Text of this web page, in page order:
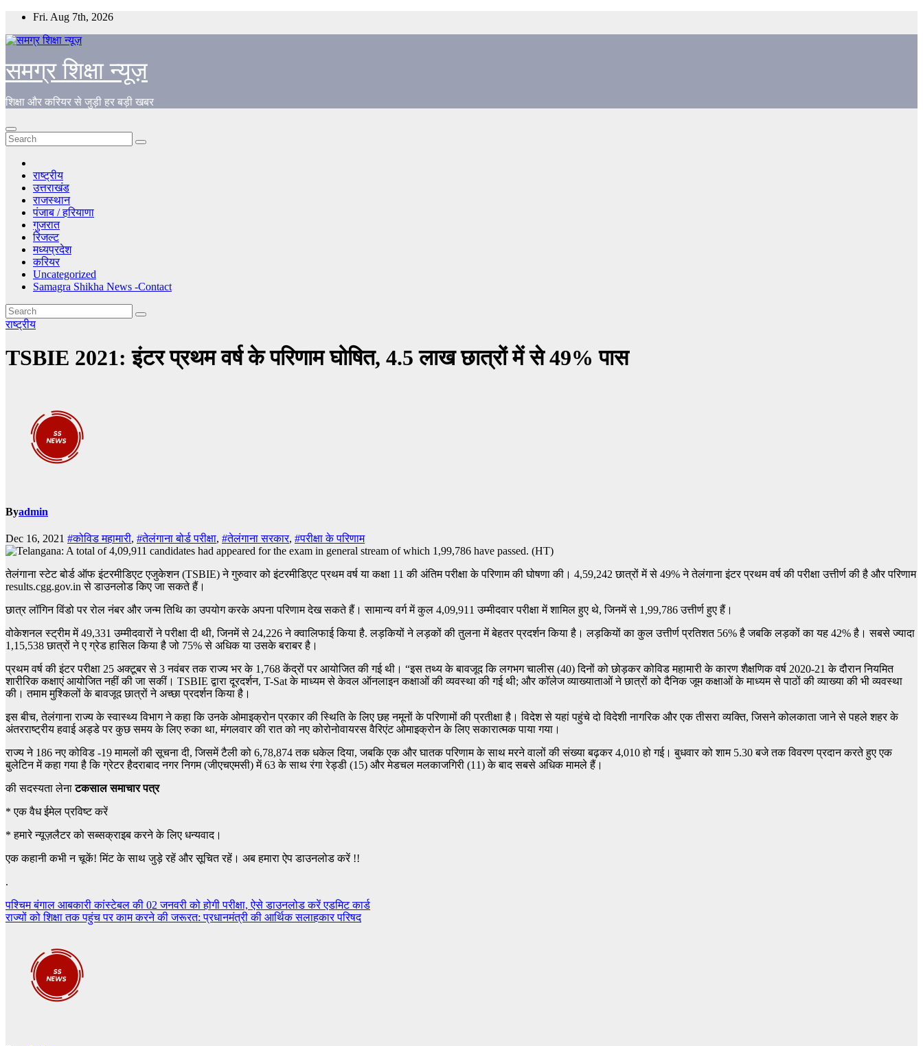
Skip
content
Fri. Aug 7th, 2026
समग्र शिक्षा न्यूज़
शिक्षा और करियर से जुड़ी हर बड़ी खबर
राष्ट्रीय
उत्तराखंड
राजस्थान
पंजाब / हरियाणा
गुजरात
रिजल्ट
मध्यप्रदेश
करियर
Uncategorized
Samagra Shikha News -Contact
राष्ट्रीय
TSBIE 2021: इंटर प्रथम वर्ष के परिणाम घोषित, 4.5 लाख छात्रों में से 49% पास
Byadmin
Dec 16, 2021 #कोविड महामारी, #तेलंगाना बोर्ड परीक्षा, #तेलंगाना सरकार, #परीक्षा के परिणाम
तेलंगाना स्टेट बोर्ड ऑफ इंटरमीडिएट एजुकेशन (TSBIE) ने गुरुवार को इंटरमीडिएट प्रथम वर्ष या कक्षा 11 की अंतिम परीक्षा के परिणाम की घोषणा की। 4,59,242 छात्रों में से 49% ने तेलंगाना इंटर प्रथम वर्ष की परीक्षा उत्तीर्ण की है और परिणाम
results.cgg.gov.in से डाउनलोड किए जा सकते हैं।
छात्र लॉगिन विंडो पर रोल नंबर और जन्म तिथि का उपयोग करके अपना परिणाम देख सकते हैं। सामान्य वर्ग में कुल 4,09,911 उम्मीदवार परीक्षा में शामिल हुए थे, जिनमें से 1,99,786 उत्तीर्ण हुए हैं।
वोकेशनल स्ट्रीम में 49,331 उम्मीदवारों ने परीक्षा दी थी, जिनमें से 24,226 ने क्वालिफाई किया है. लड़कियों ने लड़कों की तुलना में बेहतर प्रदर्शन किया है। लड़कियों का कुल उत्तीर्ण प्रतिशत 56% है जबकि लड़कों का यह 42% है। सबसे ज्यादा
1,15,538 छात्रों ने ए ग्रेड हासिल किया है जो 75% से अधिक या उसके बराबर है।
प्रथम वर्ष की इंटर परीक्षा 25 अक्टूबर से 3 नवंबर तक राज्य भर के 1,768 केंद्रों पर आयोजित की गई थी। “इस तथ्य के बावजूद कि लगभग चालीस (40) दिनों को छोड़कर कोविड महामारी के कारण शैक्षणिक वर्ष 2020-21 के दौरान नियमित
शारीरिक कक्षाएं आयोजित नहीं की जा सकीं। TSBIE द्वारा दूरदर्शन, T-Sat के माध्यम से केवल ऑनलाइन कक्षाओं की व्यवस्था की गई थी; और कॉलेज व्याख्याताओं ने छात्रों को दैनिक जूम कक्षाओं के माध्यम से पाठों की व्याख्या की भी व्यवस्था
की। तमाम मुश्किलों के बावजूद छात्रों ने अच्छा प्रदर्शन किया है।
इस बीच, तेलंगाना राज्य के स्वास्थ्य विभाग ने कहा कि उनके ओमाइक्रोन प्रकार की स्थिति के लिए छह नमूनों के परिणामों की प्रतीक्षा है। विदेश से यहां पहुंचे दो विदेशी नागरिक और एक तीसरा व्यक्ति, जिसने कोलकाता जाने से पहले शहर के
अंतरराष्ट्रीय हवाई अड्डे पर कुछ समय के लिए रुका था, मंगलवार की रात को नए कोरोनोवायरस वैरिएंट ओमाइक्रोन के लिए सकारात्मक पाया गया।
राज्य ने 186 नए कोविड -19 मामलों की सूचना दी, जिसमें टैली को 6,78,874 तक धकेल दिया, जबकि एक और घातक परिणाम के साथ मरने वालों की संख्या बढ़कर 4,010 हो गई। बुधवार को शाम 5.30 बजे तक विवरण प्रदान करते हुए एक
बुलेटिन में कहा गया है कि ग्रेटर हैदराबाद नगर निगम (जीएचएमसी) में 63 के साथ रंगा रेड्डी (15) और मेडचल मलकाजगिरी (11) के बाद सबसे अधिक मामले हैं।
की सदस्यता लेनाटकसाल समाचार पत्र
* एक वैध ईमेल प्रविष्ट करें
* हमारे न्यूज़लैटर को सब्सक्राइब करने के लिए धन्यवाद।
एक कहानी कभी न चूकें! मिंट के साथ जुड़े रहें और सूचित रहें। अब हमारा ऐप डाउनलोड करें !!
.
Post
navigation
पश्चिम बंगाल आबकारी कांस्टेबल की 02 जनवरी को होगी परीक्षा, ऐसे डाउनलोड करें एडमिट कार्ड
राज्यों को शिक्षा तक पहुंच पर काम करने की जरूरत: प्रधानमंत्री की आर्थिक सलाहकार परिषद